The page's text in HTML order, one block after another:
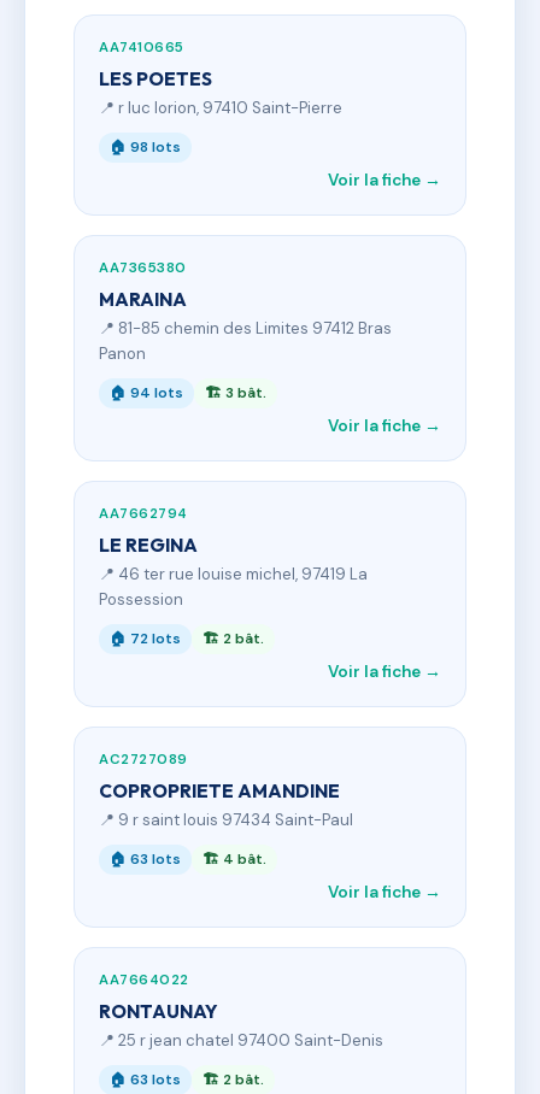
AA7410665
LES POETES
📍 r luc lorion, 97410 Saint-Pierre
🏠 98 lots
Voir la fiche →
AA7365380
MARAINA
📍 81-85 chemin des Limites 97412 Bras
Panon
🏠 94 lots 🏗 3 bât.
Voir la fiche →
AA7662794
LE REGINA
📍 46 ter rue louise michel, 97419 La
Possession
🏠 72 lots 🏗 2 bât.
Voir la fiche →
AC2727089
COPROPRIETE AMANDINE
📍 9 r saint louis 97434 Saint-Paul
🏠 63 lots 🏗 4 bât.
Voir la fiche →
AA7664022
RONTAUNAY
📍 25 r jean chatel 97400 Saint-Denis
🏠 63 lots 🏗 2 bât.